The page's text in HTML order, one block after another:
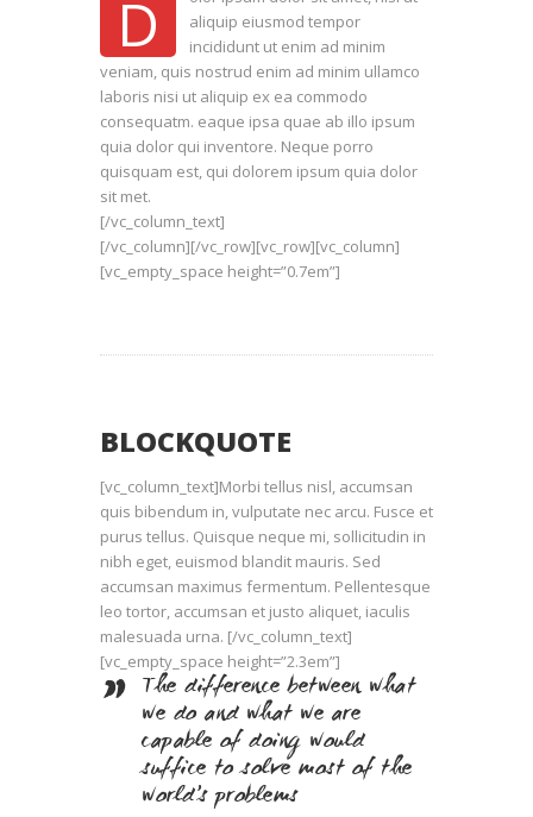
D
aliquip eiusmod tempor
incididunt ut enim ad minim
veniam, quis nostrud enim ad minim ullamco
laboris nisi ut aliquip ex ea commodo
consequatm. eaque ipsa quae ab illo ipsum
quia dolor qui inventore. Neque porro
quisquam est, qui dolorem ipsum quia dolor
sit met.
[/vc_column_text]
[/vc_column][/vc_row][vc_row][vc_column]
[vc_empty_space height=”0.7em”]
BLOCKQUOTE
[vc_column_text]Morbi tellus nisl, accumsan
quis bibendum in, vulputate nec arcu. Fusce et
purus tellus. Quisque neque mi, sollicitudin in
nibh eget, euismod blandit mauris. Sed
accumsan maximus fermentum. Pellentesque
leo tortor, accumsan et justo aliquet, iaculis
malesuada urna. [/vc_column_text]
[vc_empty_space height=”2.3em”]
The difference between what
we do and what we are
capable of doing would
suffice to solve most of the
world’s problems